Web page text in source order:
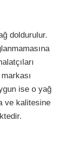
doldurulur.
ise o yağ
ve kalitesine